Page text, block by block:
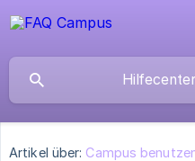
Artikel über: Campus